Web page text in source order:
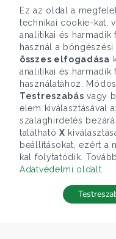
Telefonhívás
Ez az oldal a
technikai cookie-kat,
analitikai és
használ a
összes elfogadása
analitikai és
használatához.
Testreszabás vagy
elem kiválasztásával
szalaghirdetés
található X
beállításokat, ezért a
kal folytatódik.
Adatvédelmi oldalt